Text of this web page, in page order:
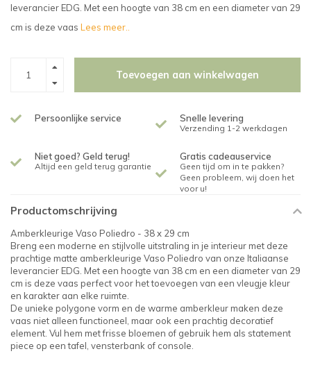
leverancier EDG. Met een hoogte van 38 cm en een diameter van 29
cm is deze vaas Lees meer..
Toevoegen aan winkelwagen
Persoonlijke service Snelle levering
Verzending 1-2 werkdagen
Niet goed? Geld terug!
Altijd een geld terug garantie
Gratis cadeauservice
Geen tijd om in te pakken?
Geen probleem, wij doen het
voor u!
Productomschrijving
Amberkleurige Vaso Poliedro - 38 x 29 cm
Breng een moderne en stijlvolle uitstraling in je interieur met deze
prachtige matte amberkleurige Vaso Poliedro van onze Italiaanse
leverancier EDG. Met een hoogte van 38 cm en een diameter van 29
cm is deze vaas perfect voor het toevoegen van een vleugje kleur
en karakter aan elke ruimte.
De unieke polygone vorm en de warme amberkleur maken deze
vaas niet alleen functioneel, maar ook een prachtig decoratief
element. Vul hem met frisse bloemen of gebruik hem als statement
piece op een tafel, vensterbank of console.